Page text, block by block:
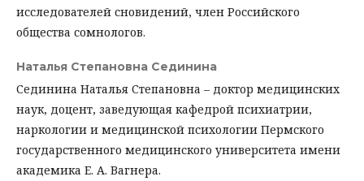
исследователей сновидений, член Российского
общества сомнологов.
Наталья Степановна Сединина
Сединина Наталья Степановна – доктор медицинских
наук, доцент, заведующая кафедрой психиатрии,
наркологии и медицинской психологии Пермского
государственного медицинского университета имени
академика Е. А. Вагнера.